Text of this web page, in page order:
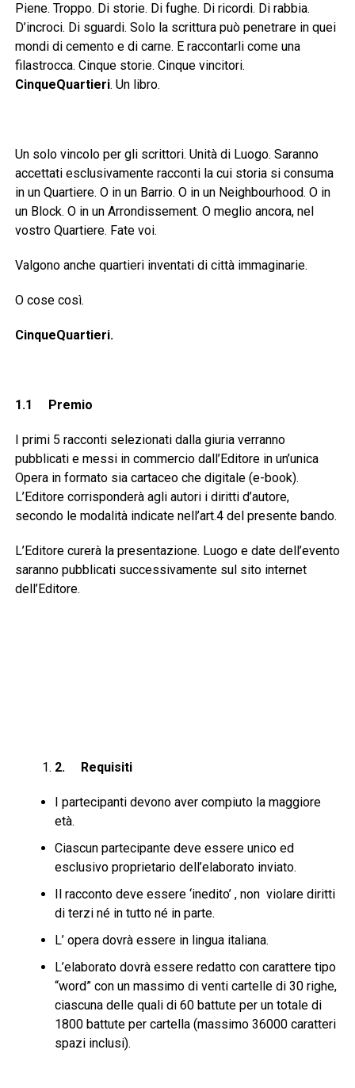
Piene. Troppo. Di storie. Di fughe. Di ricordi. Di rabbia.
D’incroci. Di sguardi. Solo la scrittura può penetrare in quei
mondi di cemento e di carne. E raccontarli come una
filastrocca. Cinque storie. Cinque vincitori.
CinqueQuartieri. Un libro.
Un solo vincolo per gli scrittori. Unità di Luogo. Saranno
accettati esclusivamente racconti la cui storia si consuma
in un Quartiere. O in un Barrio. O in un Neighbourhood. O in
un Block. O in un Arrondissement. O meglio ancora, nel
vostro Quartiere. Fate voi.
Valgono anche quartieri inventati di città immaginarie.
O cose così.
CinqueQuartieri.
1.1 Premio
I primi 5 racconti selezionati dalla giuria verranno
pubblicati e messi in commercio dall’Editore in un’unica
Opera in formato sia cartaceo che digitale (e-book).
L’Editore corrisponderà agli autori i diritti d’autore,
secondo le modalità indicate nell’art.4 del presente bando.
L’Editore curerà la presentazione. Luogo e date dell’evento
saranno pubblicati successivamente sul sito internet
dell’Editore.
2. Requisiti
I partecipanti devono aver compiuto la maggiore
età.
Ciascun partecipante deve essere unico ed
esclusivo proprietario dell’elaborato inviato.
Il racconto deve essere ‘inedito’ , non violare diritti
di terzi né in tutto né in parte.
L’ opera dovrà essere in lingua italiana.
L’elaborato dovrà essere redatto con carattere tipo
“word” con un massimo di venti cartelle di 30 righe,
ciascuna delle quali di 60 battute per un totale di
1800 battute per cartella (massimo 36000 caratteri
spazi inclusi).